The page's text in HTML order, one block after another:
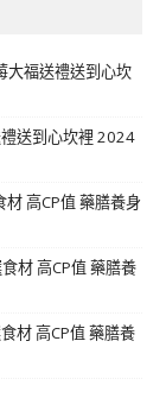
大福送禮送到心坎
送到心坎裡 2024
高CP值 藥膳養身
材 高CP值 藥膳養
材 高CP值 藥膳養